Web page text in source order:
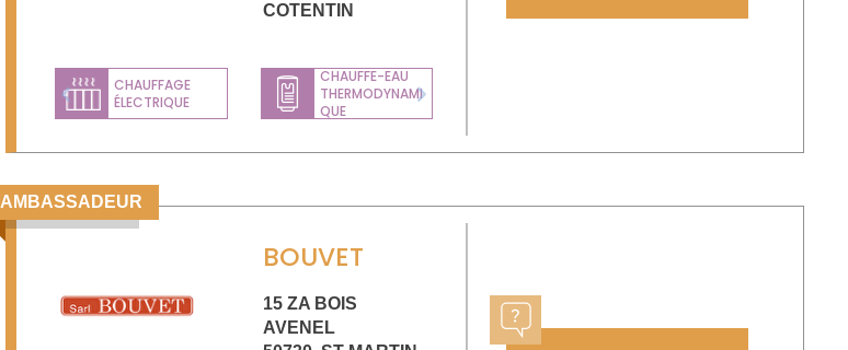
COTENTIN
CHAUFFAGE
ÉLECTRIQUE
CHAUFFE-EAU
THERMODYNAMI
QUE
Previous Next
AMBASSADEUR
BOUVET
15 ZA BOIS
AVENEL